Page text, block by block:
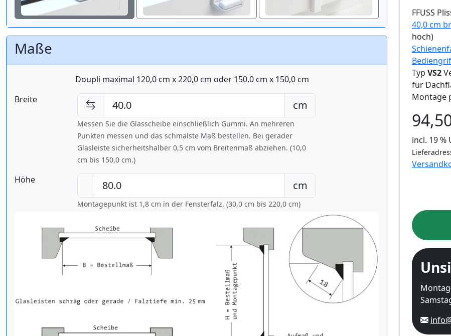
Maße
Doupli maximal 120,0 cm x 220,0 cm oder 150,0 cm x 150,0 cm
Breite
cm
Messen Sie die Glasscheibe einschließlich Gummi. An mehreren
Punkten messen und das schmalste Maß bestellen. Bei gerader
Glasleiste sicherheitshalber 0,5 cm vom Breitenmaß abziehen. (10,0
cm bis 150,0 cm.)
Höhe cm
Montagepunkt ist 1,8 cm in der Fensterfalz. (30,0 cm bis 220,0 cm)
FFUSS
40,0 cm
hoch)
Typ VS2
für
Montage
incl. 19 %